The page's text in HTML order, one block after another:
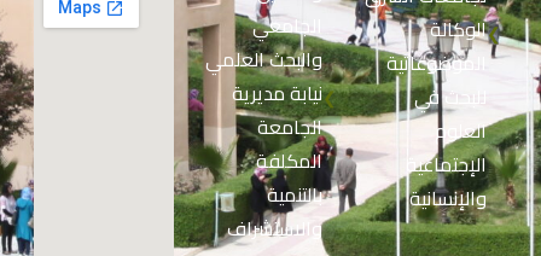
❮الوكالة
الموضوعاتية
للبحث في
العلوم
الإجتماعية
والإنسانية
الجامعي
والبحث العلمي
❮نيابة مديرية
الجامعة
المكلفة
بالتنمية
والاستشراف